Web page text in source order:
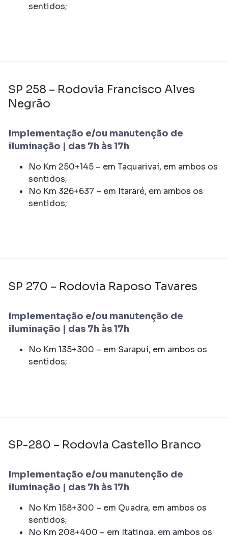
sentidos;
SP 258 – Rodovia Francisco Alves
Negrão
Implementação e/ou manutenção de
iluminação | das 7h às 17h
No Km 250+145 – em Taquarivaí, em ambos os
sentidos;
No Km 326+637 – em Itararé, em ambos os
sentidos;
SP 270 – Rodovia Raposo Tavares
Implementação e/ou manutenção de
iluminação | das 7h às 17h
No Km 135+300 – em Sarapuí, em ambos os
sentidos;
SP-280 – Rodovia Castello Branco
Implementação e/ou manutenção de
iluminação | das 7h às 17h
No Km 158+300 – em Quadra, em ambos os
sentidos;
No Km 208+400 – em Itatinga, em ambos os